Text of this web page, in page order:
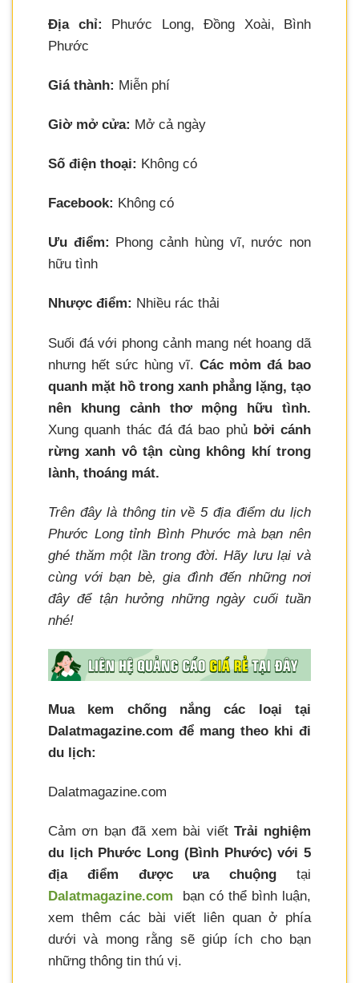
Địa chỉ: Phước Long, Đồng Xoài, Bình
Phước
Giá thành: Miễn phí
Giờ mở cửa: Mở cả ngày
Số điện thoại: Không có
Facebook: Không có
Ưu điểm: Phong cảnh hùng vĩ, nước non
hữu tình
Nhược điểm: Nhiều rác thải
Suối đá với phong cảnh mang nét hoang dã
nhưng hết sức hùng vĩ. Các mỏm đá bao
quanh mặt hồ trong xanh phẳng lặng, tạo
nên khung cảnh thơ mộng hữu tình.
Xung quanh thác đá đá bao phủbởi cánh
rừng xanh vô tận cùng không khí trong
lành, thoáng mát.
Trên đây là thông tin về 5 địa điểm du lịch
Phước Long tỉnh Bình Phước mà bạn nên
ghé thăm một lần trong đời. Hãy lưu lại và
cùng với bạn bè, gia đình đến những nơi
đây để tận hưởng những ngày cuối tuần
nhé!
Mua kem chống nắng các loại tại
Dalatmagazine.com để mang theo khi đi
du lịch:
Dalatmagazine.com
Cảm ơn bạn đã xem bài viết Trải nghiệm
du lịch Phước Long (Bình Phước) với 5
địa điểm được ưa chuộng tại
Dalatmagazine.com
bạn có thể bình luận,
xem thêm các bài viết liên quan ở phía
dưới và mong rằng sẽ giúp ích cho bạn
những thông tin thú vị.